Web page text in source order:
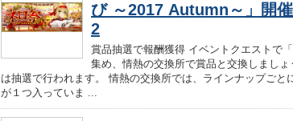
び ～2017 Autumn～」開
2
賞品抽選で報酬獲得 イベントクエストで
集め、情熱の交換所で賞品と交換しまし
は抽選で行われます。 情熱の交換所では、ラインナップごと
が１つ入っていま ...